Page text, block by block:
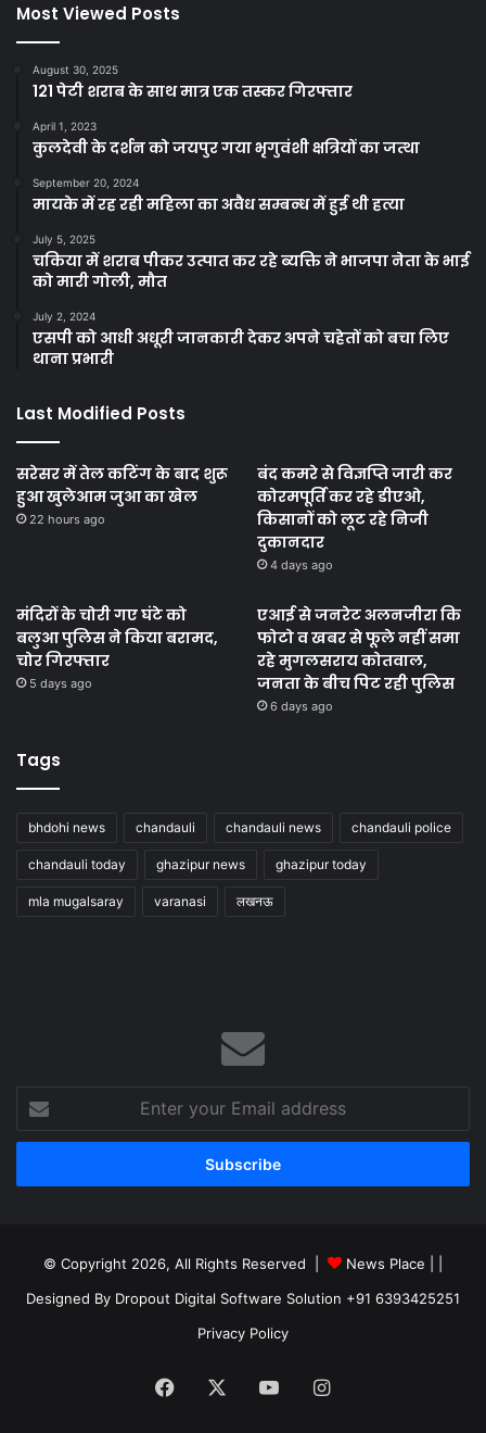
Most Viewed Posts
August 30, 2025
121 पेटी शराब के साथ मात्र एक तस्कर गिरफ्तार
April 1, 2023
कुलदेवी के दर्शन को जयपुर गया भृगुवंशी क्षत्रियों का जत्था
September 20, 2024
मायके में रह रही महिला का अवैध सम्बन्ध में हुई थी हत्या
July 5, 2025
चकिया में शराब पीकर उत्पात कर रहे ब्यक्ति ने भाजपा नेता के भाई
को मारी गोली, मौत
July 2, 2024
एसपी को आधी अधूरी जानकारी देकर अपने चहेतों को बचा लिए
थाना प्रभारी
Last Modified Posts
सरेसर में तेल कटिंग के बाद शुरू
हुआ खुलेआम जुआ का खेल
22 hours ago
बंद कमरे से विज्ञप्ति जारी कर
कोरमपूर्ति कर रहे डीएओ,
किसानों को लूट रहे निजी
दुकानदार
4 days ago
मंदिरों के चोरी गए घंटे को
बलुआ पुलिस ने किया बरामद,
चोर गिरफ्तार
5 days ago
एआई से जनरेट अलनजीरा कि
फोटो व खबर से फूले नहीं समा
रहे मुगलसराय कोतवाल,
जनता के बीच पिट रही पुलिस
6 days ago
Tags
bhdohi news chandauli chandauli news chandauli police
chandauli today ghazipur news ghazipur today
mla mugalsaray varanasi लखनऊ
your
Email
© Copyright 2026, All Rights Reserved | News Place |
Designed By Dropout Digital Software Solution +91 6393425251
Privacy Policy
Facebook YouTubeInstagram